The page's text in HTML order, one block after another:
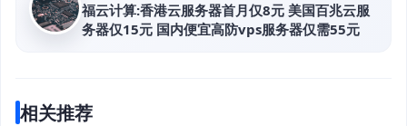
福云计算:香港云服务器首月仅8元 美国百兆云服
务器仅15元 国内便宜高防vps服务器仅需55元
相关推荐